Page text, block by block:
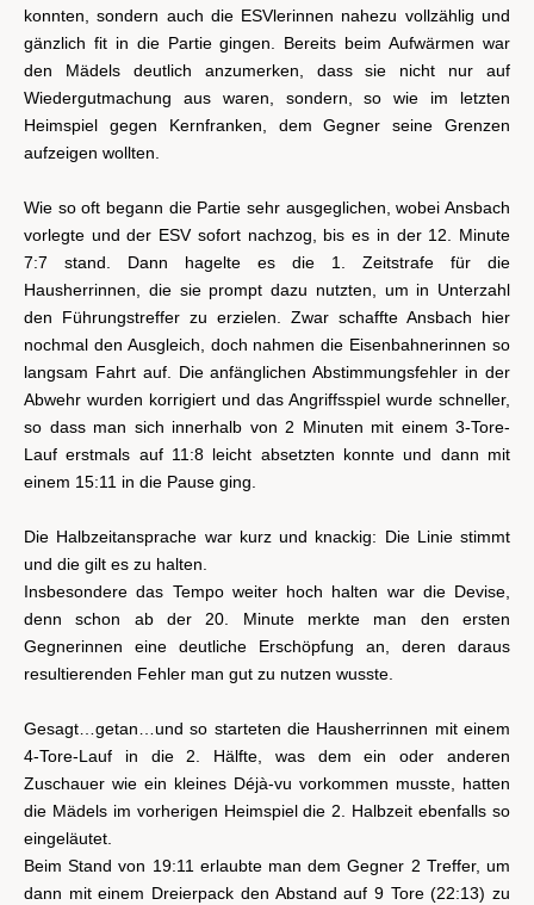
konnten, sondern auch die ESVlerinnen nahezu vollzählig und
gänzlich fit in die Partie gingen. Bereits beim Aufwärmen war
den Mädels deutlich anzumerken, dass sie nicht nur auf
Wiedergutmachung aus waren, sondern, so wie im letzten
Heimspiel gegen Kernfranken, dem Gegner seine Grenzen
aufzeigen wollten.
Wie so oft begann die Partie sehr ausgeglichen, wobei Ansbach
vorlegte und der ESV sofort nachzog, bis es in der 12. Minute
7:7 stand. Dann hagelte es die 1. Zeitstrafe für die
Hausherrinnen, die sie prompt dazu nutzten, um in Unterzahl
den Führungstreffer zu erzielen. Zwar schaffte Ansbach hier
nochmal den Ausgleich, doch nahmen die Eisenbahnerinnen so
langsam Fahrt auf. Die anfänglichen Abstimmungsfehler in der
Abwehr wurden korrigiert und das Angriffsspiel wurde schneller,
so dass man sich innerhalb von 2 Minuten mit einem 3-Tore-
Lauf erstmals auf 11:8 leicht absetzten konnte und dann mit
einem 15:11 in die Pause ging.
Die Halbzeitansprache war kurz und knackig: Die Linie stimmt
und die gilt es zu halten.
Insbesondere das Tempo weiter hoch halten war die Devise,
denn schon ab der 20. Minute merkte man den ersten
Gegnerinnen eine deutliche Erschöpfung an, deren daraus
resultierenden Fehler man gut zu nutzen wusste.
Gesagt…getan…und so starteten die Hausherrinnen mit einem
4-Tore-Lauf in die 2. Hälfte, was dem ein oder anderen
Zuschauer wie ein kleines Déjà-vu vorkommen musste, hatten
die Mädels im vorherigen Heimspiel die 2. Halbzeit ebenfalls so
eingeläutet.
Beim Stand von 19:11 erlaubte man dem Gegner 2 Treffer, um
dann mit einem Dreierpack den Abstand auf 9 Tore (22:13) zu